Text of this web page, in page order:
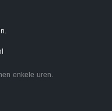
enkele uren.